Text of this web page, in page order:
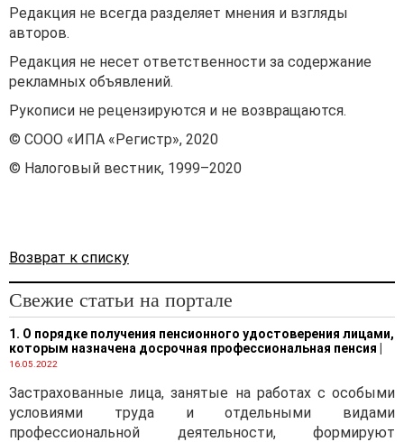
Редакция не всегда разделяет мнения и взгляды
авторов.
Редакция не несет ответственности за содержание
рекламных объявлений.
Рукописи не рецензируются и не возвращаются.
© СООО «ИПА «Регистр», 2020
© Налоговый вестник, 1999–2020
Возврат к списку
Свежие статьи на портале
1. О порядке получения пенсионного удостоверения лицами,
которым назначена досрочная профессиональная пенсия
16.05.2022
Застрахованные лица, занятые на работах с особыми
условиями труда и отдельными видами
профессиональной деятельности, формируют